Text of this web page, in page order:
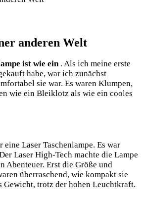
anderen Welt
ist⁤ wie ein . Als ich meine erste
habe, war ich zunächst
sie war. Es waren Klumpen,
wie​ ein Bleiklotz als wie ein​ cooles
Laser Taschenlampe. Es ⁤war
Laser High-Tech machte die Lampe⁣
Abenteuer. Erst die⁣ Größe und
überraschend, wie kompakt sie
Gewicht, trotz der ⁤hohen ⁤Leuchtkraft.